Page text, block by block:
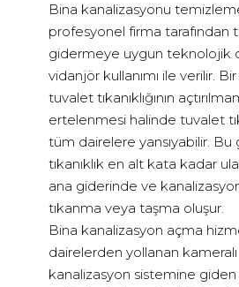
Bina kanalizasyonu
profesyonel firma tarafından
gidermeye uygun teknolojik
vidanjör kullanımı ile verilir.
tuvalet tıkanıklığının
ertelenmesi halinde tuvalet
tüm dairelere yansıyabilir.
tıkanıklık en alt kata kadar
ana giderinde ve
tıkanma veya taşma oluşur.
Bina kanalizasyon açma
dairelerden yollanan
kanalizasyon sistemine giden